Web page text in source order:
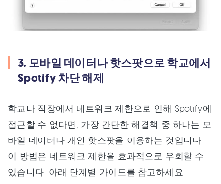
3. 모바일 데이터나 핫스팟으로 학교에서
Spotify 차단 해제
학교나 직장에서 네트워크 제한으로 인해 Spotify에
접근할 수 없다면, 가장 간단한 해결책 중 하나는 모
바일 데이터나 개인 핫스팟을 이용하는 것입니다.
이 방법은 네트워크 제한을 효과적으로 우회할 수
있습니다. 아래 단계별 가이드를 참고하세요: